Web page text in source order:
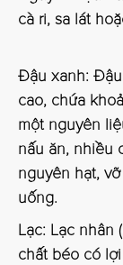
cà ri, sa lát
Đậu xanh: Đậu
cao, chứa
một nguyên
nấu ăn, nhiều
nguyên hạt,
uống.
Lạc: Lạc nhân
chất béo có